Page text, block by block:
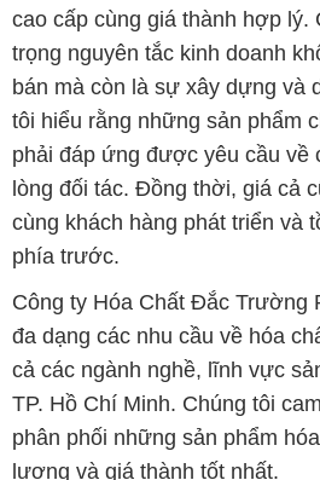
cao cấp cùng giá thành hợp lý.
trọng nguyên tắc kinh doanh
bán mà còn là sự xây dựng và
tôi hiểu rằng những sản phẩm
phải đáp ứng được yêu cầu về
lòng đối tác. Đồng thời, giá cả
cùng khách hàng phát triển và
phía trước.
Công ty Hóa Chất Đắc Trường
đa dạng các nhu cầu về hóa
cả các ngành nghề, lĩnh vực
TP. Hồ Chí Minh. Chúng tôi
phân phối những sản phẩm
lượng và giá thành tốt nhất.